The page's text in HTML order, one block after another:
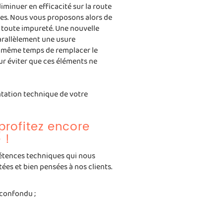
Lisieux
en efficacité sur la route
Nous vous proposons alors de
impureté. Une nouvelle
une usure
temps de remplacer le
éviter que ces éléments ne
technique de votre
profitez encore
!
techniques qui nous
et bien pensées à nos clients.
;